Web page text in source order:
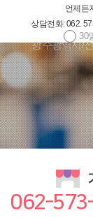
광주광역시/
062-
언제든
상담전화: 062.
30